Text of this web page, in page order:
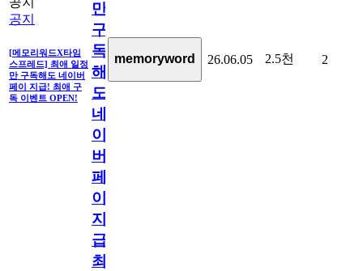
공지
[메모리워드X타임
스프레드] 최애 일정
만 구독해도 네이버
페이 지급! 최애 구
독 이벤트 OPEN!
만
구
독
해
도
네
이
버
페
이
지
급!
최
memoryword 26.06.05 2.5천 2